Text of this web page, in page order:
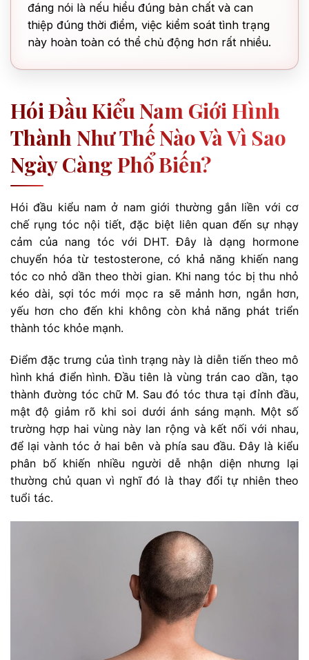
đáng nói là nếu hiểu đúng bản chất và can
thiệp đúng thời điểm, việc kiểm soát tình trạng
này hoàn toàn có thể chủ động hơn rất nhiều.
Hói Đầu Kiểu Nam Giới Hình
Thành Như Thế Nào Và Vì Sao
Ngày Càng Phổ Biến?
Hói đầu kiểu nam ở nam giới thường gắn liền với cơ
chế rụng tóc nội tiết, đặc biệt liên quan đến sự nhạy
cảm của nang tóc với DHT. Đây là dạng hormone
chuyển hóa từ testosterone, có khả năng khiến nang
tóc co nhỏ dần theo thời gian. Khi nang tóc bị thu nhỏ
kéo dài, sợi tóc mới mọc ra sẽ mảnh hơn, ngắn hơn,
yếu hơn cho đến khi không còn khả năng phát triển
thành tóc khỏe mạnh.
Điểm đặc trưng của tình trạng này là diễn tiến theo mô
hình khá điển hình. Đầu tiên là vùng trán cao dần, tạo
thành đường tóc chữ M. Sau đó tóc thưa tại đỉnh đầu,
mật độ giảm rõ khi soi dưới ánh sáng mạnh. Một số
trường hợp hai vùng này lan rộng và kết nối với nhau,
để lại vành tóc ở hai bên và phía sau đầu. Đây là kiểu
phân bố khiến nhiều người dễ nhận diện nhưng lại
thường chủ quan vì nghĩ đó là thay đổi tự nhiên theo
tuổi tác.